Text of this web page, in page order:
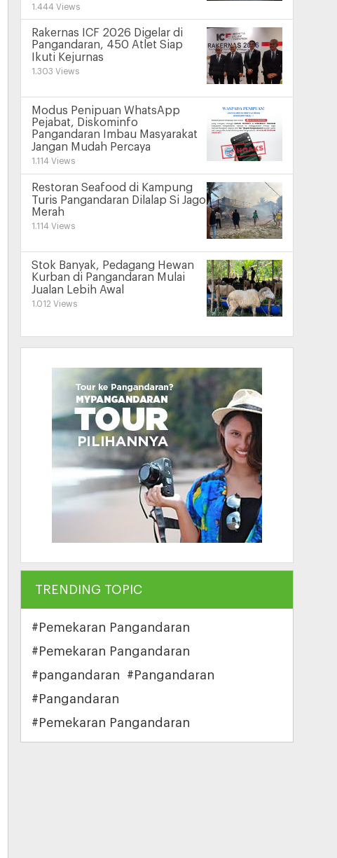
1.444 Views
Rakernas ICF 2026 Digelar di
Pangandaran, 450 Atlet Siap
Ikuti Kejurnas
1.303 Views
Modus Penipuan WhatsApp
Pejabat, Diskominfo
Pangandaran Imbau Masyarakat
Jangan Mudah Percaya
1.114 Views
Restoran Seafood di Kampung
Turis Pangandaran Dilalap Si Jago
Merah
1.114 Views
Stok Banyak, Pedagang Hewan
Kurban di Pangandaran Mulai
Jualan Lebih Awal
1.012 Views
TRENDING TOPIC
#Pemekaran Pangandaran
#Pemekaran Pangandaran
#pangandaran
#Pangandaran
#Pangandaran
#Pemekaran Pangandaran